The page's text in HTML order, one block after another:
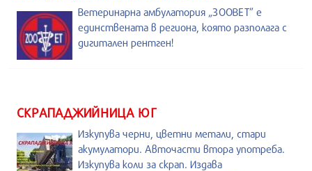
Ветеринарна амбулатория „ЗООВЕТ” е
единствената в региона, която разполага с
дигитален рентген!
СКРАПАДЖИЙНИЦА ЮГ
Изкупува черни, цветни метали, стари
акумулатори. Авточасти втора употреба.
Изкупува коли за скрап. Издава